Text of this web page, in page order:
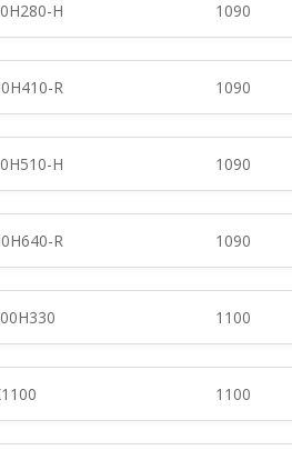
H 1090
R 1090
H 1090
R 1090
1100
1100